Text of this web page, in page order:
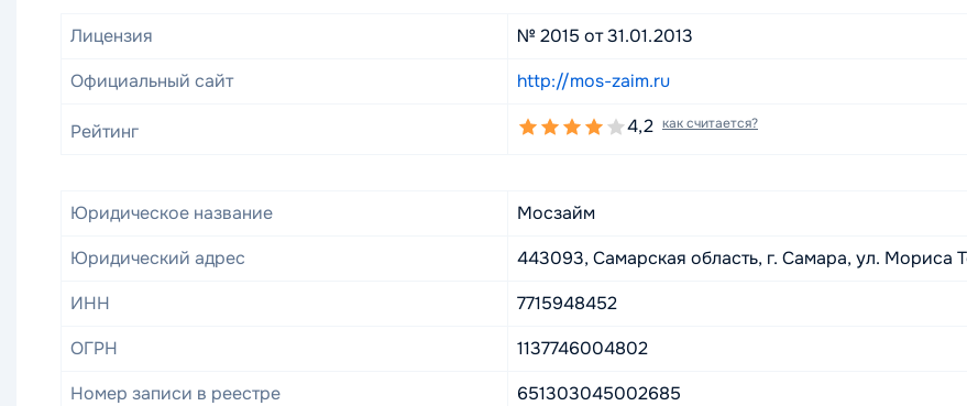
Лицензия
№ 2015 от 31.01.2013
Официальный сайт
http://mos-zaim.ru
Рейтинг 4,2 как считается?
Юридическое название
Мосзайм
Юридический адрес
443093, Самарская область, г. Самара, ул. Мориса
ИНН
7715948452
ОГРН
1137746004802
Номер записи в реестре
651303045002685